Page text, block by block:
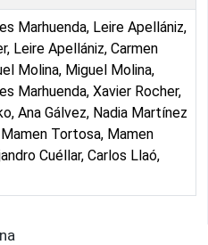
Marhuenda, Leire Apellániz,
Leire Apellániz, Carmen
Molina, Miguel Molina,
Marhuenda, Xavier Rocher,
Ana Gálvez, Nadia Martínez
Tortosa, Mamen
Cuéllar, Carlos Llaó,